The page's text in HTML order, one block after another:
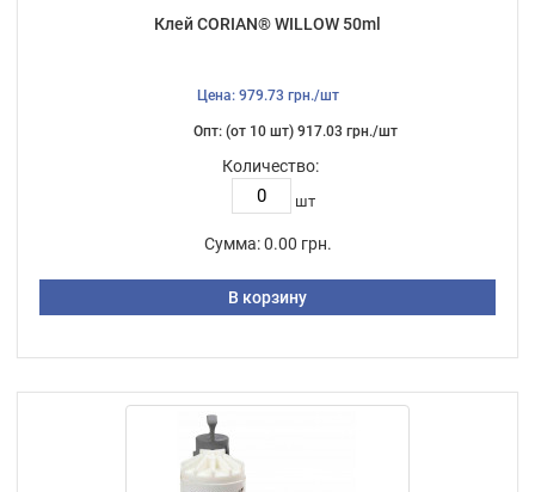
Клей CORIAN® WILLOW 50ml
Цена: 979.73 грн./шт
Опт: (от 10 шт) 917.03 грн./шт
Количество:
шт
Сумма: 0.00 грн.
В корзину